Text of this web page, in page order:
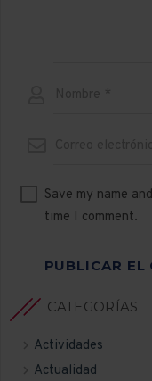
Save my name
time I comment.
PUBLICAR EL
CATEGORÍAS
Actividades
Actualidad